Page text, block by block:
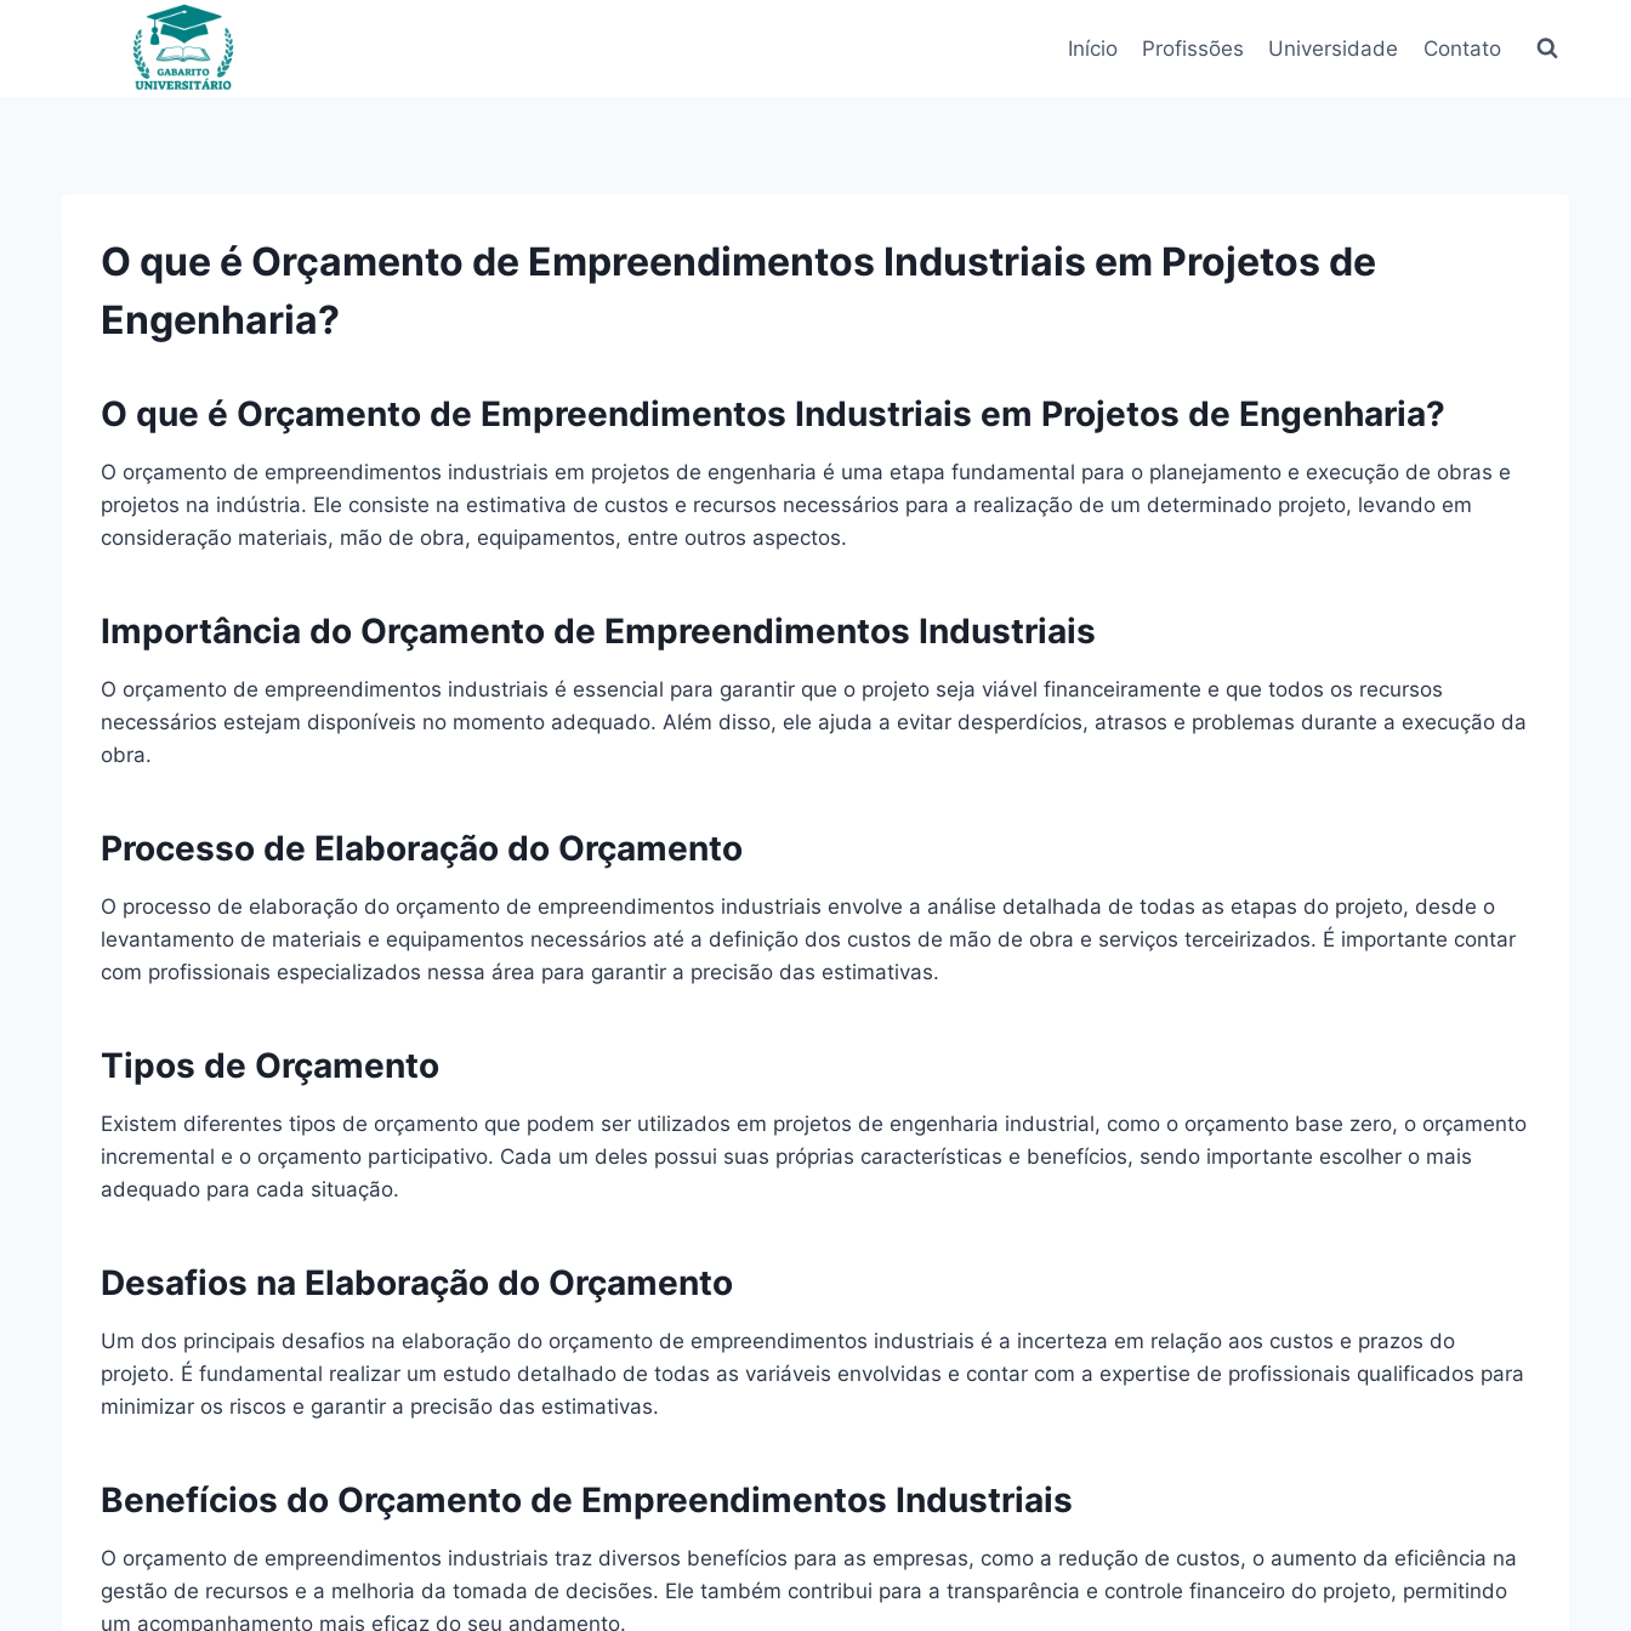
Início Profissões Universidade Contato
O que é Orçamento de Empreendimentos Industriais em Projetos de
Engenharia?
O que é Orçamento de Empreendimentos Industriais em Projetos de Engenharia?
O orçamento de empreendimentos industriais em projetos de engenharia é uma etapa fundamental para o planejamento e execução de obras e
projetos na indústria. Ele consiste na estimativa de custos e recursos necessários para a realização de um determinado projeto, levando em
consideração materiais, mão de obra, equipamentos, entre outros aspectos.
Importância do Orçamento de Empreendimentos Industriais
O orçamento de empreendimentos industriais é essencial para garantir que o projeto seja viável financeiramente e que todos os recursos
necessários estejam disponíveis no momento adequado. Além disso, ele ajuda a evitar desperdícios, atrasos e problemas durante a execução da
obra.
Processo de Elaboração do Orçamento
O processo de elaboração do orçamento de empreendimentos industriais envolve a análise detalhada de todas as etapas do projeto, desde o
levantamento de materiais e equipamentos necessários até a definição dos custos de mão de obra e serviços terceirizados. É importante contar
com profissionais especializados nessa área para garantir a precisão das estimativas.
Tipos de Orçamento
Existem diferentes tipos de orçamento que podem ser utilizados em projetos de engenharia industrial, como o orçamento base zero, o orçamento
incremental e o orçamento participativo. Cada um deles possui suas próprias características e benefícios, sendo importante escolher o mais
adequado para cada situação.
Desafios na Elaboração do Orçamento
Um dos principais desafios na elaboração do orçamento de empreendimentos industriais é a incerteza em relação aos custos e prazos do
projeto. É fundamental realizar um estudo detalhado de todas as variáveis envolvidas e contar com a expertise de profissionais qualificados para
minimizar os riscos e garantir a precisão das estimativas.
Benefícios do Orçamento de Empreendimentos Industriais
O orçamento de empreendimentos industriais traz diversos benefícios para as empresas, como a redução de custos, o aumento da eficiência na
gestão de recursos e a melhoria da tomada de decisões. Ele também contribui para a transparência e controle financeiro do projeto, permitindo
um acompanhamento mais eficaz do seu andamento.